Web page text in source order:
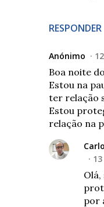
RESPONDER
Anónimo
Boa noite
Estou na
ter relação
Estou
relação na
por